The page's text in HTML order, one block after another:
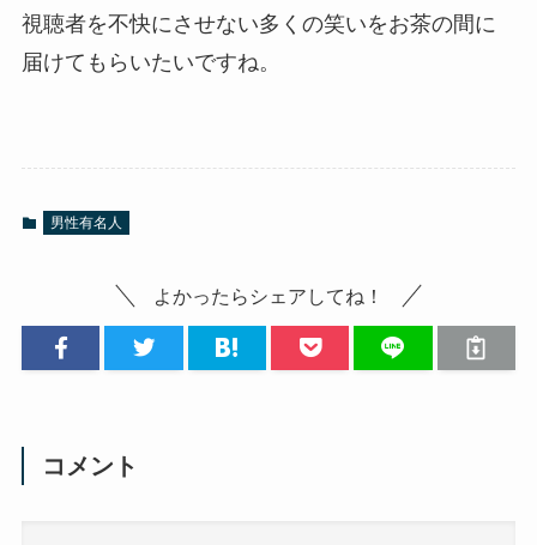
視聴者を不快にさせない多くの笑いをお茶の間に
届けてもらいたいですね。
男性有名人
よかったらシェアしてね！
コメント